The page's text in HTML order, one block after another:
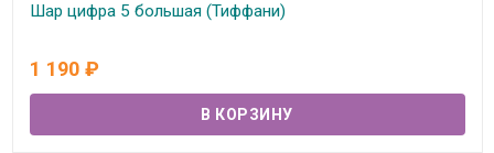
Шар цифра 5 большая (Тиффани)
1 190 ₽